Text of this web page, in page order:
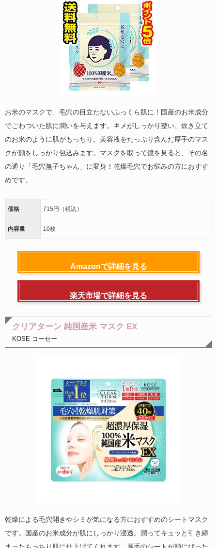
お米のマスクで、毛穴の目立たないふっくら肌に！国産のお米成分
でごわついた肌に潤いを与えます。キメがしっかり整い、炊き立て
のお米のように肌がもっちり。美容液をたっぷり含んだ厚手のマス
クが顔をしっかり包込みます。マスクを取って鏡を見ると、その名
の通り「毛穴無子ちゃん」に変身！乾燥毛穴でお悩みの方におすす
めです。
価格 715円（税込）
内容量 10枚
Amazonで詳細を見る
楽天市場で詳細を見る
クリアターン 純国産米 マスク EX
KOSE コーセー
乾燥による毛穴開きやシミが気になる方におすすめのシートマスク
です。国産のお米成分が肌にしっかり浸透。潤ってキュッと引き締